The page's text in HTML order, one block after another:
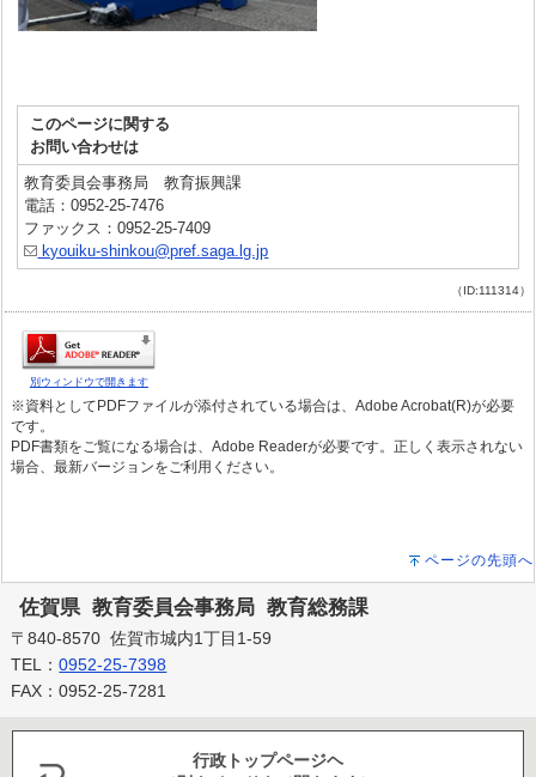
このページに関する
お問い合わせは
教育委員会事務局 教育振興課
電話：0952-25-7476
ファックス：0952-25-7409
kyouiku-shinkou@pref.saga.lg.jp
（ID:111314）
別ウィンドウで開きます
※資料としてPDFファイルが添付されている場合は、Adobe Acrobat(R)が必要
です。
PDF書類をご覧になる場合は、Adobe Readerが必要です。正しく表示されない
場合、最新バージョンをご利用ください。
ページの先頭へ
佐賀県 教育委員会事務局 教育総務課
〒840-8570 佐賀市城内1丁目1-59
TEL：0952-25-7398
FAX：0952-25-7281
行政トップページヘ